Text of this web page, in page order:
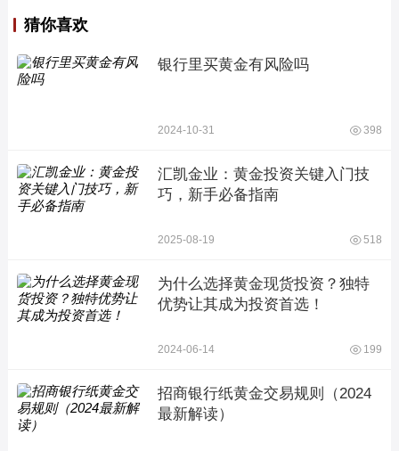
猜你喜欢
银行里买黄金有风险吗
2024-10-31 398
汇凯金业：黄金投资关键入门技
巧，新手必备指南
2025-08-19 518
为什么选择黄金现货投资？独特
优势让其成为投资首选！
2024-06-14 199
招商银行纸黄金交易规则（2024
最新解读）